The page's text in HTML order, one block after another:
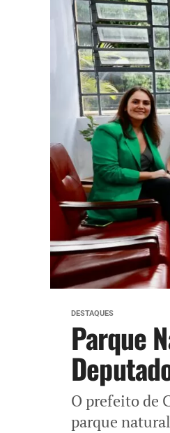
DESTAQUES
Parque
O prefeito de
parque